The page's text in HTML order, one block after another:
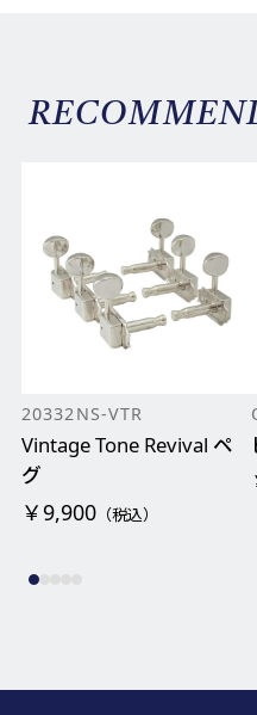
20332NS-VTR
Vintage Tone Revival ペ
グ
￥9,900（税込）